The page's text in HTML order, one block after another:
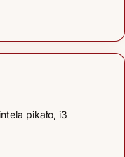
pikało, i3